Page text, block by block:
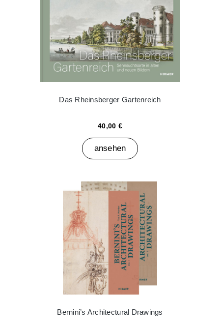
Das Rheinsberger Gartenreich
40,00 €
ansehen
Bernini’s Architectural Drawings